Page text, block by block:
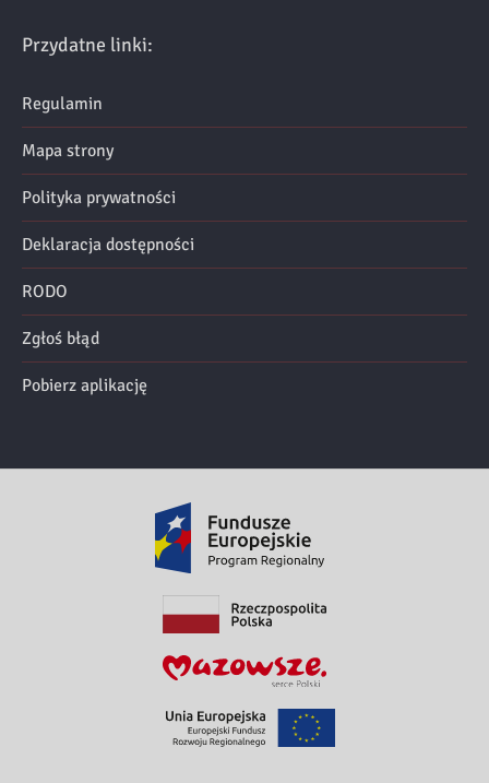
Przydatne linki:
Regulamin
Mapa strony
Polityka prywatności
Deklaracja dostępności
RODO
Zgłoś błąd
Pobierz aplikację